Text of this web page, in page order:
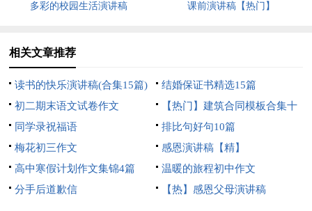
多彩的校园生活演讲稿 课前演讲稿【热门】
相关文章推荐
读书的快乐演讲稿(合集15篇)
结婚保证书精选15篇
初二期末语文试卷作文
【热门】建筑合同模板合集十
篇
同学录祝福语
排比句好句10篇
梅花初三作文
感恩演讲稿【精】
高中寒假计划作文集锦4篇
温暖的旅程初中作文
分手后道歉信
【热】感恩父母演讲稿